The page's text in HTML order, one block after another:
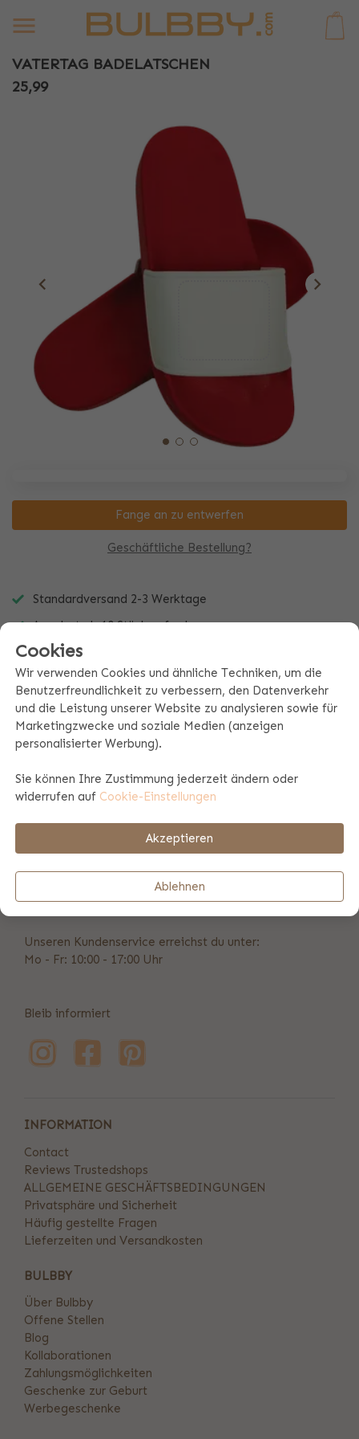
VATERTAG BADELATSCHEN
25,99
Geschäftliche Bestellung?
Fange an zu entwerfen
Standardversand 2-3 Werktage
Angebot ab 10 Stück anfordern
Immer ein einzigartiges Geschenk
Vorübergehend nicht erreichbar
info@bulbby.de
Unseren Kundenservice erreichst du unter:
Mo - Fr: 10:00 - 17:00 Uhr
Bleib informiert
INFORMATION
Contact
Reviews Trustedshops
ALLGEMEINE GESCHÄFTSBEDINGUNGEN
Privatsphäre und Sicherheit
Häufig gestellte Fragen
Lieferzeiten und Versandkosten
BULBBY
Über Bulbby
Offene Stellen
Blog
Kollaborationen
Zahlungsmöglichkeiten
Geschenke zur Geburt
Werbegeschenke
Cookies
Wir verwenden Cookies und ähnliche Techniken, um die
Benutzerfreundlichkeit zu verbessern, den Datenverkehr
und die Leistung unserer Website zu analysieren sowie für
Marketingzwecke und soziale Medien (anzeigen
personalisierter Werbung).
Sie können Ihre Zustimmung jederzeit ändern oder
widerrufen auf Cookie-Einstellungen
Akzeptieren
Ablehnen